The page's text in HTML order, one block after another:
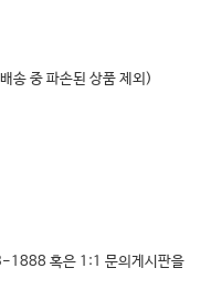
송 중 파손된 상품 제외)
1888 혹은 1:1 문의게시판을